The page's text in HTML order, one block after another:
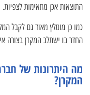
התוצאות אכן מתאימות לצפיות.
כמו כן מומלץ מאוד גם לקבל
החדר בו ישתלב המקרן בצורה
מה היתרונות של
המקרן?